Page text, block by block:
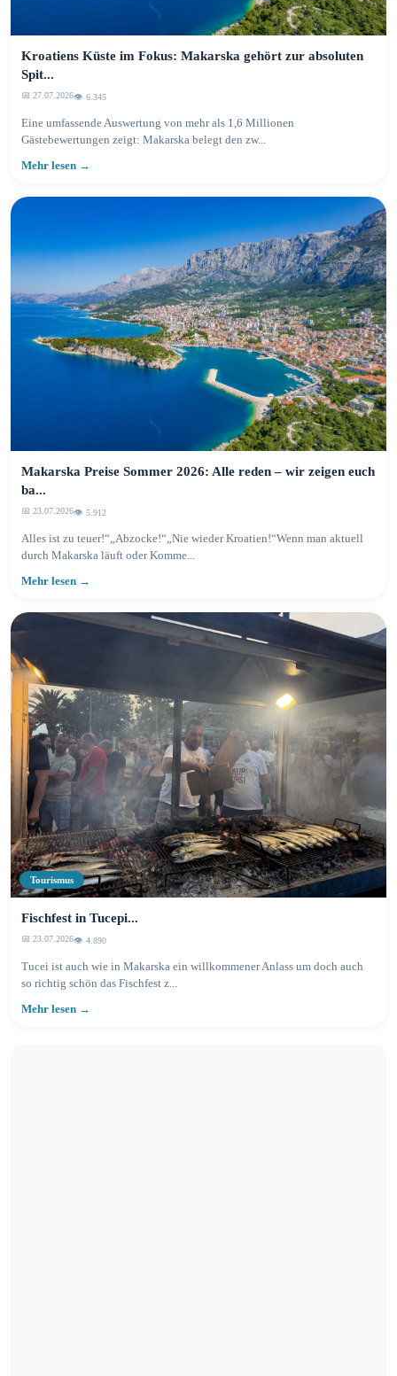
Kroatiens Küste im Fokus: Makarska gehört zur absoluten
Spit...
📅 27.07.2026👁️ 6.346
Eine umfassende Auswertung von mehr als 1,6 Millionen
Gästebewertungen zeigt: Makarska belegt den zw...
Mehr lesen →
Makarska Preise Sommer 2026: Alle reden – wir zeigen euch
ba...
📅 23.07.2026👁️ 5.913
Alles ist zu teuer!“„Abzocke!“„Nie wieder Kroatien!“Wenn man aktuell
durch Makarska läuft oder Komme...
Mehr lesen →
Tourismus
Fischfest in Tucepi...
📅 23.07.2026👁️ 4.892
Tucei ist auch wie in Makarska ein willkommener Anlass um doch auch
so richtig schön das Fischfest z...
Mehr lesen →